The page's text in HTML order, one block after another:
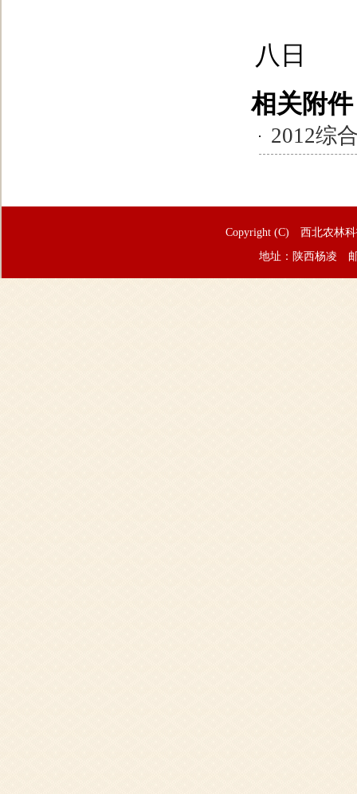
八 日
相关附件
2012综
Copyright (C) 西北农林
地址：陕西杨凌